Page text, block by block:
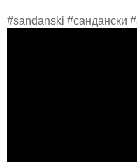
#sandanski #сандански